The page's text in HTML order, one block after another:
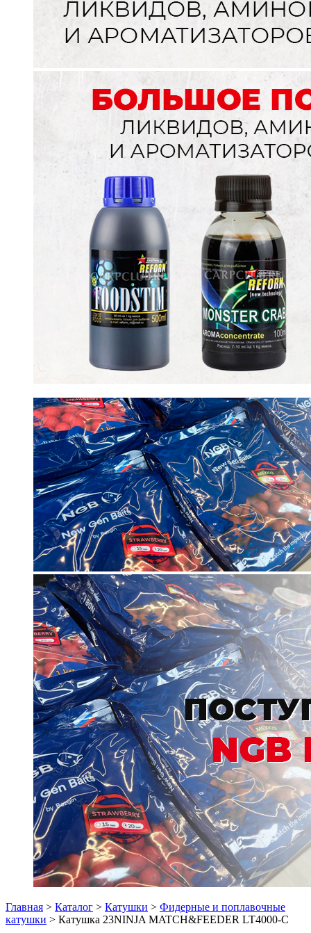
Главная > Каталог > Катушки > Фидерные и поплавочные
катушки > Катушка 23NINJA MATCH&FEEDER LT4000-C